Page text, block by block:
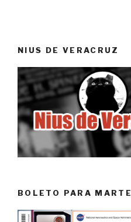
NIUS DE VERACRUZ
BOLETO PARA MARTE